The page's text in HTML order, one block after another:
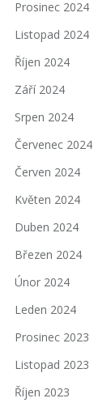
Prosinec 2024
Listopad 2024
Říjen 2024
Září 2024
Srpen 2024
Červenec 2024
Červen 2024
Květen 2024
Duben 2024
Březen 2024
Únor 2024
Leden 2024
Prosinec 2023
Listopad 2023
Říjen 2023